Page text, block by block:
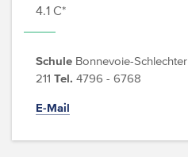
4.1 C*
Schule Bonnevoie-Schlechter
211 Tel. 4796 - 6768
E-Mail